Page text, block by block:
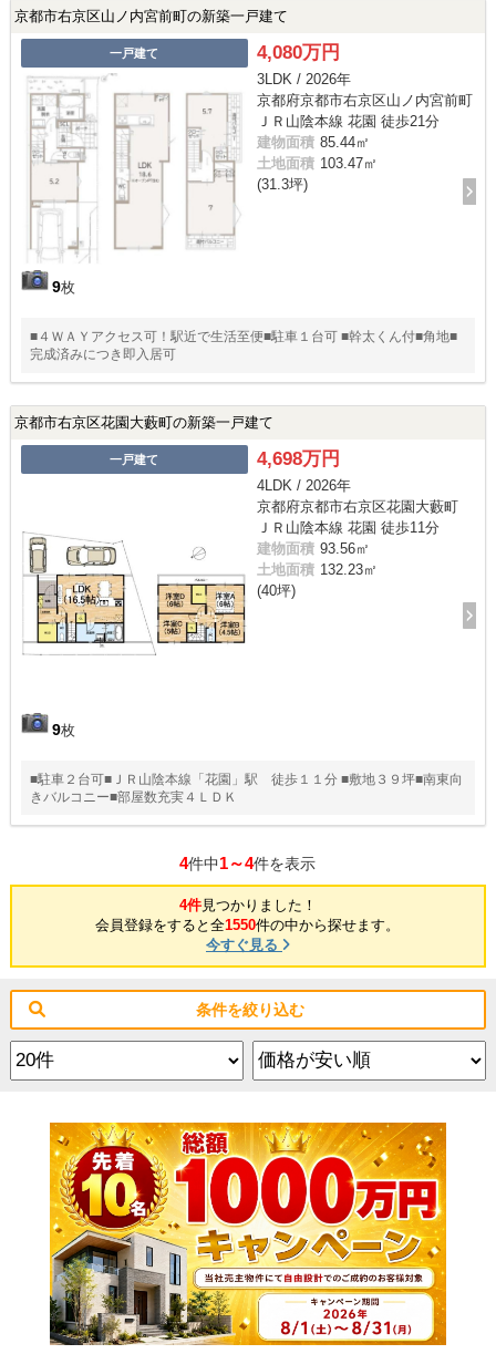
京都市右京区山ノ内宮前町の新築一戸建て
一戸建て
9枚
4,080万円
3LDK / 2026年
京都府京都市右京区山ノ内宮前町
ＪＲ山陰本線 花園 徒歩21分
建物面積 85.44㎡
土地面積 103.47㎡
(31.3坪)
■４ＷＡＹアクセス可！駅近で生活至便■駐車１台可 ■幹太くん付■角地■
完成済みにつき即入居可
京都市右京区花園大藪町の新築一戸建て
一戸建て
9枚
4,698万円
4LDK / 2026年
京都府京都市右京区花園大藪町
ＪＲ山陰本線 花園 徒歩11分
建物面積 93.56㎡
土地面積 132.23㎡
(40坪)
■駐車２台可■ＪＲ山陰本線「花園」駅 徒歩１１分 ■敷地３９坪■南東向
きバルコニー■部屋数充実４ＬＤＫ
4件中1～4件を表示
4件見つかりました！
会員登録をすると全1550件の中から探せます。
今すぐ見る
条件を絞り込む